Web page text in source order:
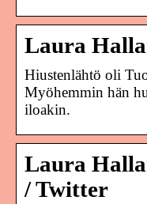
Laura
Hiustenlähtö oli
Myöhemmin hän
iloakin.
Laura
/ Twitter